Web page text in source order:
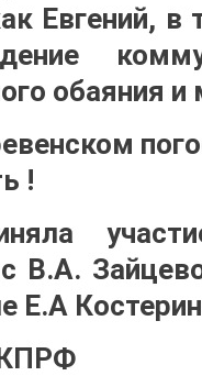
Евгений,
обаяния и
!
В.А.
Е.А
КПРФ